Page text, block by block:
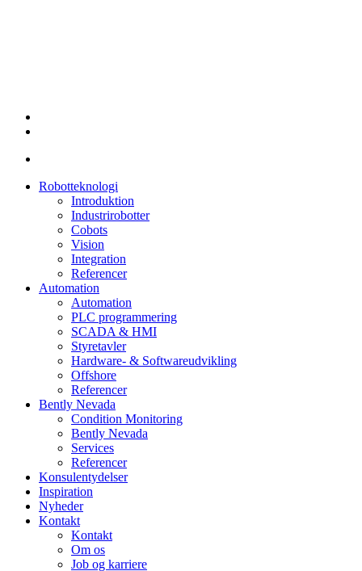
Robotteknologi
Introduktion
Industrirobotter
Cobots
Vision
Integration
Referencer
Automation
Automation
PLC programmering
SCADA & HMI
Styretavler
Hardware- & Softwareudvikling
Offshore
Referencer
Bently Nevada
Condition Monitoring
Bently Nevada
Services
Referencer
Konsulentydelser
Inspiration
Nyheder
Kontakt
Kontakt
Om os
Job og karriere